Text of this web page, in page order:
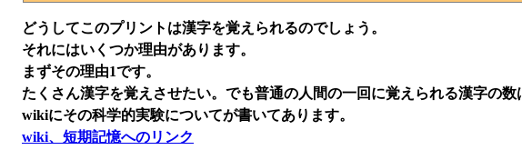
どうしてこのプリントは漢字を覚えられるのでしょう。
それにはいくつか理由があります。
まずその理由1です。
たくさん漢字を覚えさせたい。でも普通の人間の一回に覚えられる漢字の数
wikiにその科学的実験についてが書いてあります。
wiki、短期記憶へのリンク